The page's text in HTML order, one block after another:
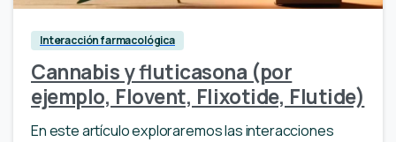
Interacción farmacológica
Cannabis y fluticasona (por
ejemplo, Flovent, Flixotide, Flutide)
En este artículo exploraremos las interacciones